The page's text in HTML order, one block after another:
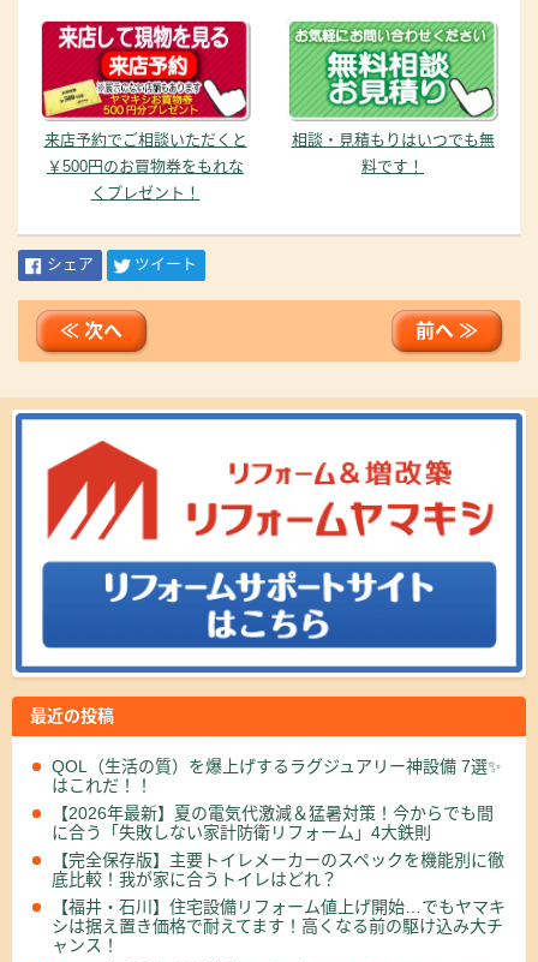
来店予約でご相談いただくと
￥500円のお買物券をもれな
くプレゼント！
相談・見積もりはいつでも無
料です！
シェア ツイート
≪ 次へ 前へ ≫
最近の投稿
QOL（生活の質）を爆上げするラグジュアリー神設備 7選✨
はこれだ！！
【2026年最新】夏の電気代激減＆猛暑対策！今からでも間
に合う「失敗しない家計防衛リフォーム」4大鉄則
【完全保存版】主要トイレメーカーのスペックを機能別に徹
底比較！我が家に合うトイレはどれ？
【福井・石川】住宅設備リフォーム値上げ開始…でもヤマキ
シは据え置き価格で耐えてます！高くなる前の駆け込み大チ
ャンス！